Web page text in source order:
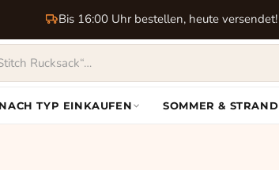
Bis 16:00 Uhr bestellen, heute versendet!
NACH TYP EINKAUFEN SOMMER & STRAND